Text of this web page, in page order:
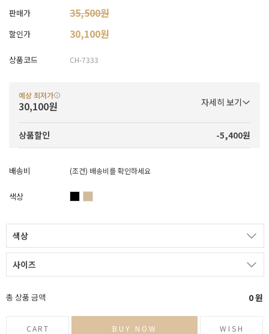
판매가 35,500원
할인가 30,100원
상품코드 CH-7333
예상 최저가
30,100원 자세히 보기
상품할인 -5,400원
배송비 (조건) 배송비를 확인하세요
색상
색상
사이즈
총 상품 금액 0원
CART BUY NOW WISH